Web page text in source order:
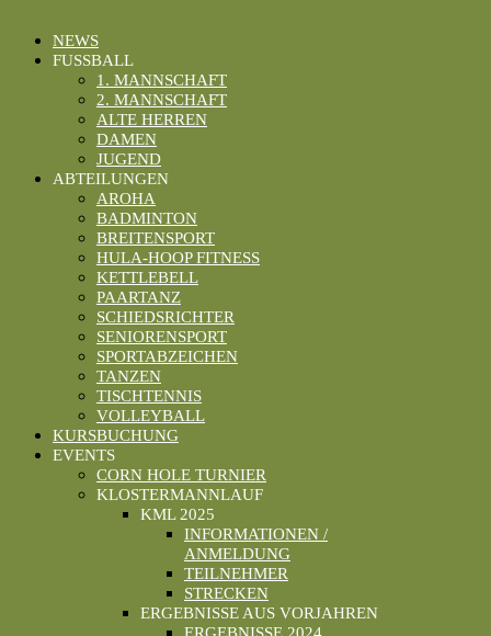
NEWS
FUSSBALL
1. MANNSCHAFT
2. MANNSCHAFT
ALTE HERREN
DAMEN
JUGEND
ABTEILUNGEN
AROHA
BADMINTON
BREITENSPORT
HULA-HOOP FITNESS
KETTLEBELL
PAARTANZ
SCHIEDSRICHTER
SENIORENSPORT
SPORTABZEICHEN
TANZEN
TISCHTENNIS
VOLLEYBALL
KURSBUCHUNG
EVENTS
CORN HOLE TURNIER
KLOSTERMANNLAUF
KML 2025
INFORMATIONEN /
ANMELDUNG
TEILNEHMER
STRECKEN
ERGEBNISSE AUS VORJAHREN